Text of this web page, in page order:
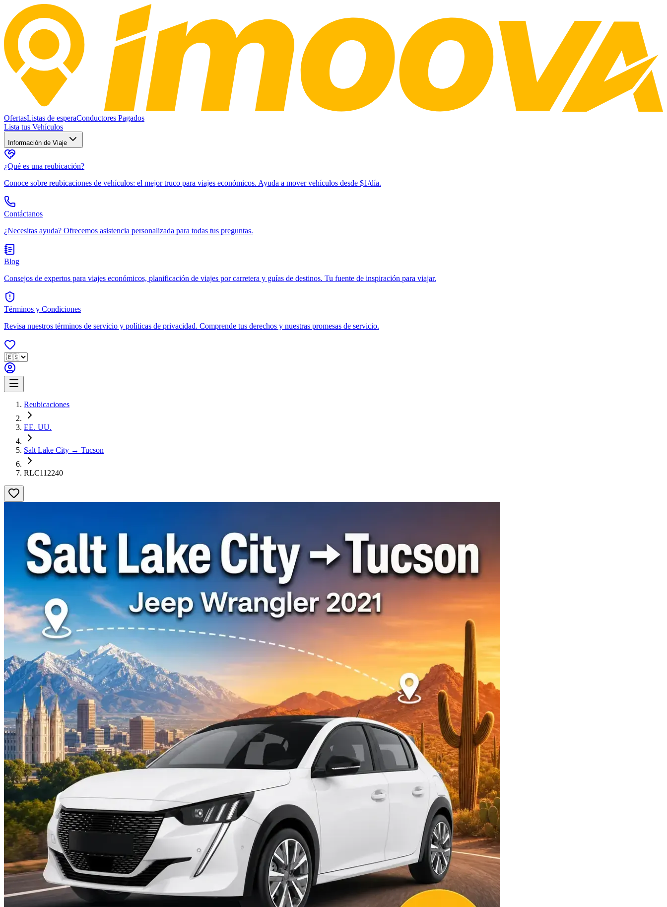
OfertasListas de esperaConductores Pagados
Lista tus Vehículos
Información de Viaje
¿Qué es una reubicación?
Conoce sobre reubicaciones de vehículos: el mejor truco para viajes económicos. Ayuda a mover vehículos desde $1/día.
Contáctanos
¿Necesitas ayuda? Ofrecemos asistencia personalizada para todas tus preguntas.
Blog
Consejos de expertos para viajes económicos, planificación de viajes por carretera y guías de destinos. Tu fuente de inspiración para viajar.
Términos y Condiciones
Revisa nuestros términos de servicio y políticas de privacidad. Comprende tus derechos y nuestras promesas de servicio.
Reubicaciones
EE. UU.
Salt Lake City → Tucson
RLC112240